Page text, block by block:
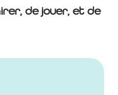
de jouer, et de